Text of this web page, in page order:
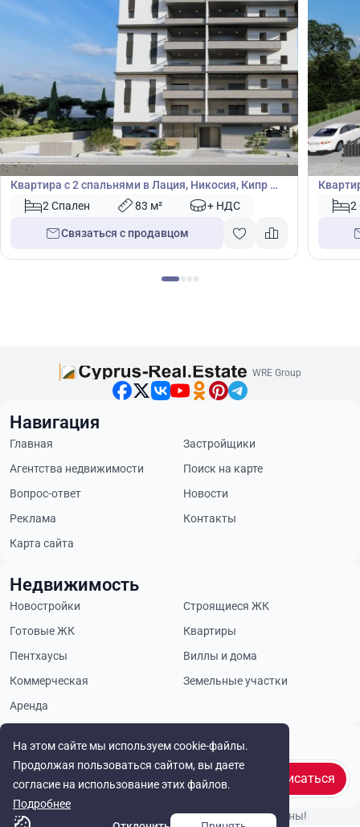
€190 000
Квартира
Квартира с 2 спальнями в Лация, Никосия, Кипр №
501692 Спален 83 м² + НДС
Связаться с продавцом
€175
464602
На этом сайте мы используем cookie-файлы.
Продолжая пользоваться сайтом, вы даете
согласие на использование этих файлов.
Подробнее
WRE Group
Будьте в курсе
Подписаться
Навигация
Главная
Застройщики
Агентства недвижимости
Поиск на карте
Вопрос-ответ
Новости
Реклама
Контакты
Карта сайта
Недвижимость
Новостройки
Строящиеся ЖК
Готовые ЖК
Квартиры
Пентхаусы
Виллы и дома
Коммерческая
Земельные участки
Аренда
© Cyprus Realestate 2026. Все права защищены!